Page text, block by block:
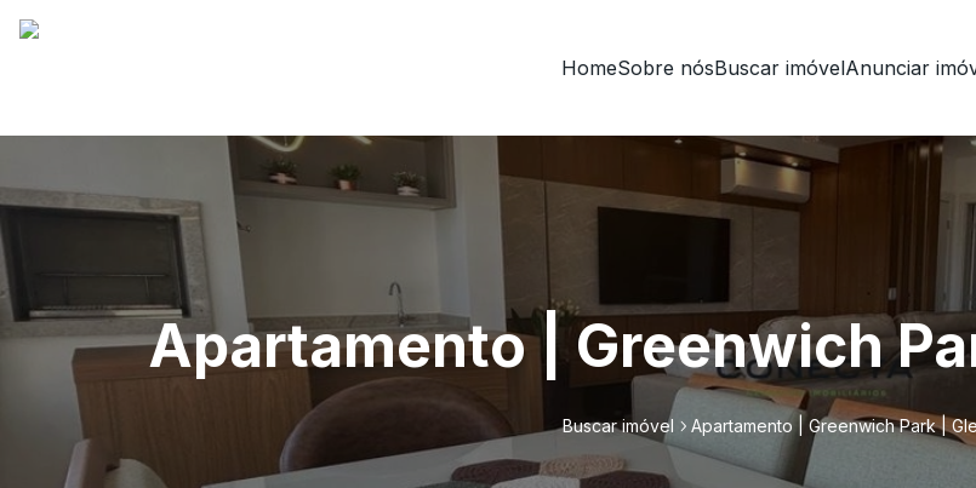
HomeSobre nósBuscar imóvelAnunciar
Apartamento | Greenwich
Buscar imóvel Apartamento | Greenwich Park |